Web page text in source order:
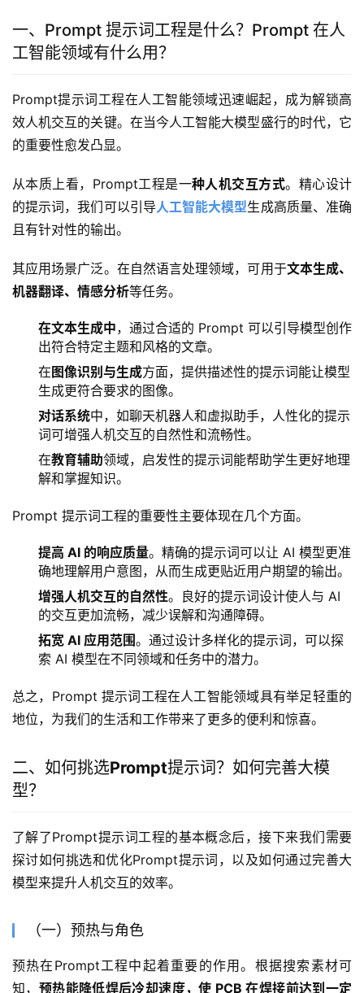
一、Prompt 提示词工程是什么？Prompt 在人
工智能领域有什么用？
Prompt提示词工程在人工智能领域迅速崛起，成为解锁高
效人机交互的关键。在当今人工智能大模型盛行的时代，它
的重要性愈发凸显。
从本质上看，Prompt工程是一种人机交互方式。精心设计
的提示词，我们可以引导人工智能大模型生成高质量、准确
且有针对性的输出。
其应用场景广泛。在自然语言处理领域，可用于文本生成、
机器翻译、情感分析等任务。
在文本生成中，通过合适的 Prompt 可以引导模型创作
出符合特定主题和风格的文章。
在图像识别与生成方面，提供描述性的提示词能让模型
生成更符合要求的图像。
对话系统中，如聊天机器人和虚拟助手，人性化的提示
词可增强人机交互的自然性和流畅性。
在教育辅助领域，启发性的提示词能帮助学生更好地理
解和掌握知识。
Prompt 提示词工程的重要性主要体现在几个方面。
提高 AI 的响应质量。精确的提示词可以让 AI 模型更准
确地理解用户意图，从而生成更贴近用户期望的输出。
增强人机交互的自然性。良好的提示词设计使人与 AI
的交互更加流畅，减少误解和沟通障碍。
拓宽 AI 应用范围。通过设计多样化的提示词，可以探
索 AI 模型在不同领域和任务中的潜力。
总之，Prompt 提示词工程在人工智能领域具有举足轻重的
地位，为我们的生活和工作带来了更多的便利和惊喜。
二、如何挑选Prompt提示词？如何完善大模
型？
了解了Prompt提示词工程的基本概念后，接下来我们需要
探讨如何挑选和优化Prompt提示词，以及如何通过完善大
模型来提升人机交互的效率。
（一）预热与角色
预热在Prompt工程中起着重要的作用。根据搜索素材可
知， 预热能降低焊后冷却速度，使 PCB 在焊接前达到一定